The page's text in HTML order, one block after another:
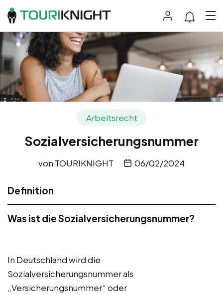
Arbeitsrecht
Sozialversicherungsnummer
von TOURIKNIGHT 06/02/2024
Definition
Was ist die Sozialversicherungsnummer?
In Deutschland wird die
Sozialversicherungsnummer als
„Versicherungsnummer“ oder